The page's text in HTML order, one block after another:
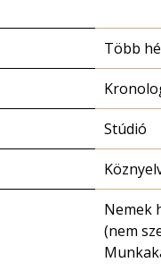
Több
Stúdió
Nemek
(nem